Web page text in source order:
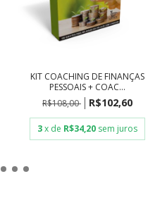
KIT COACHING DE FINANÇAS
PESSOAIS + COAC...
R$108,00
R$102,60
3x de R$34,20 sem juros